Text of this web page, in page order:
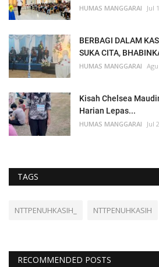
HUMAS MANGGARAI Jul
BERBAGI DALAM
SUKA CITA,
HUMAS MANGGARAI
Kisah Chelsea
Harian Lepas...
HUMAS MANGGARAI Jul
TAGS
NTTPENUHKASIH_ NTTPENUHKASIH
RECOMMENDED POSTS